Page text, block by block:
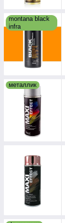
montana black
infra
металлик